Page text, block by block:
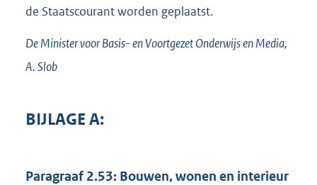
de Staatscourant worden geplaatst.
De Minister voor Basis- en Voortgezet Onderwijs en Media,
A.Slob
BIJLAGE A:
Paragraaf 2.53: Bouwen, wonen en interieur